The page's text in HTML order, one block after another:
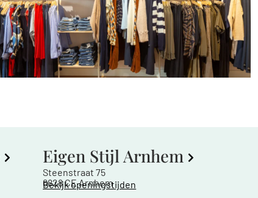
Eigen Stijl Arnhem
Steenstraat 75
6828 CE Arnhem
Bekijk openingstijden